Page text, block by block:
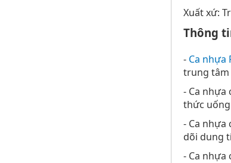
Xuất xứ:
Thông
- Ca nhựa
trung tâm
- Ca nhựa
thức uống
- Ca
dõi dung
- Ca nhựa